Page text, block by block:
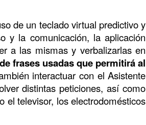
de un teclado virtual predictivo y
y la comunicación, la aplicación
a las mismas y verbalizarlas en
frases usadas que permitirá al
interactuar con el Asistente
distintas peticiones, así como
el televisor, los electrodomésticos